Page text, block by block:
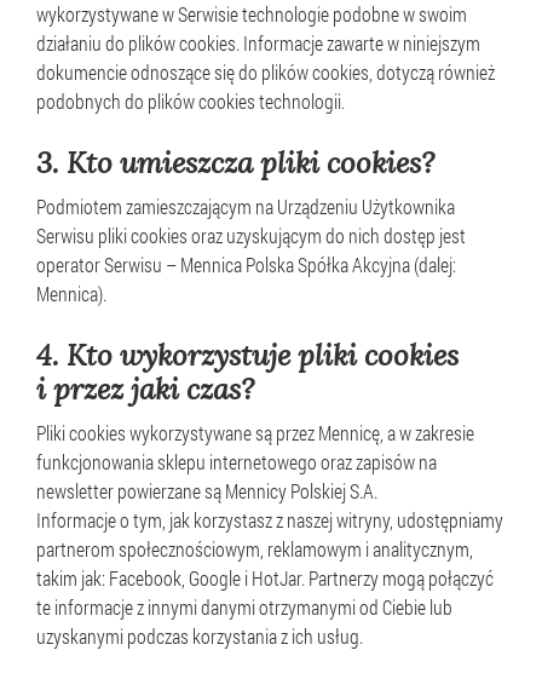
wykorzystywane w Serwisie technologie podobne w swoim
działaniu do plików cookies. Informacje zawarte w niniejszym
dokumencie odnoszące się do plików cookies, dotyczą również
podobnych do plików cookies technologii.
3. Kto umieszcza pliki cookies?
Podmiotem zamieszczającym na Urządzeniu Użytkownika
Serwisu pliki cookies oraz uzyskującym do nich dostęp jest
operator Serwisu – Mennica Polska Spółka Akcyjna (dalej:
Mennica).
4. Kto wykorzystuje pliki cookies
i przez jaki czas?
Pliki cookies wykorzystywane są przez Mennicę, a w zakresie
funkcjonowania sklepu internetowego oraz zapisów na
newsletter powierzane są Mennicy Polskiej S.A.
Informacje o tym, jak korzystasz z naszej witryny, udostępniamy
partnerom społecznościowym, reklamowym i analitycznym,
takim jak: Facebook, Google i HotJar. Partnerzy mogą połączyć
te informacje z innymi danymi otrzymanymi od Ciebie lub
uzyskanymi podczas korzystania z ich usług.